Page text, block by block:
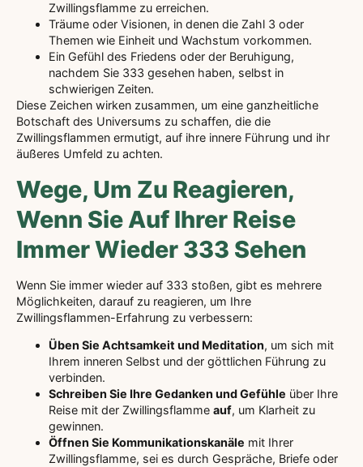
Zwillingsflamme zu erreichen.
Träume oder Visionen, in denen die Zahl 3 oder
Themen wie Einheit und Wachstum vorkommen.
Ein Gefühl des Friedens oder der Beruhigung,
nachdem Sie 333 gesehen haben, selbst in
schwierigen Zeiten.
Diese Zeichen wirken zusammen, um eine ganzheitliche
Botschaft des Universums zu schaffen, die die
Zwillingsflammen ermutigt, auf ihre innere Führung und ihr
äußeres Umfeld zu achten.
Wege, Um Zu Reagieren,
Wenn Sie Auf Ihrer Reise
Immer Wieder 333 Sehen
Wenn Sie immer wieder auf 333 stoßen, gibt es mehrere
Möglichkeiten, darauf zu reagieren, um Ihre
Zwillingsflammen-Erfahrung zu verbessern:
Üben Sie Achtsamkeit und Meditation, um sich mit
Ihrem inneren Selbst und der göttlichen Führung zu
verbinden.
Schreiben Sie Ihre Gedanken und Gefühle über Ihre
Reise mit der Zwillingsflamme auf, um Klarheit zu
gewinnen.
Öffnen Sie Kommunikationskanäle mit Ihrer
Zwillingsflamme, sei es durch Gespräche, Briefe oder